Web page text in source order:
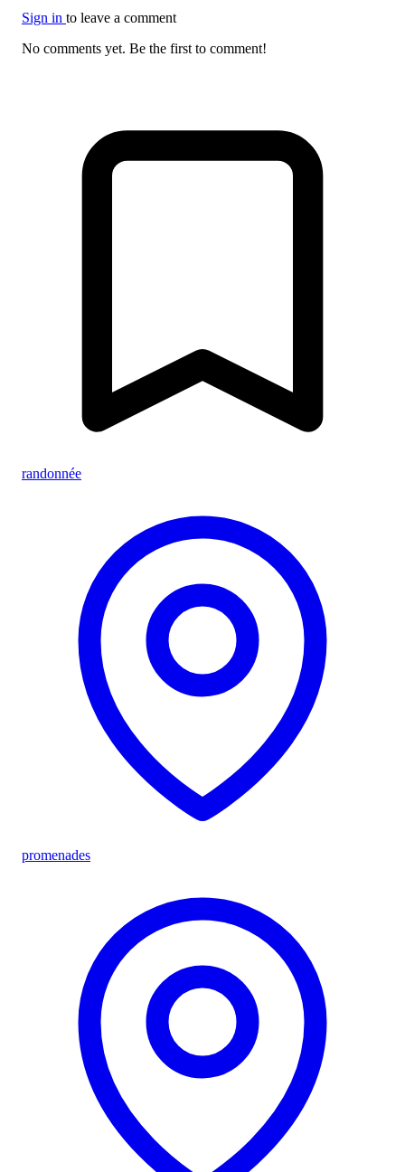
Sign in to leave a comment
No comments yet. Be the first to comment!
randonnée
promenades